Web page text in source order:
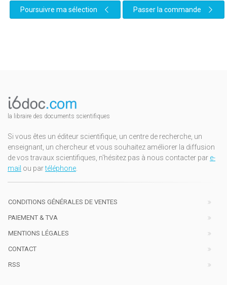
Poursuivre ma sélection Passer la commande
la libraire des documents scientifiques
Si vous êtes un éditeur scientifique, un centre de recherche, un
enseignant, un chercheur et vous souhaitez améliorer la diffusion
de vos travaux scientifiques, n'hésitez pas à nous contacter par e-
mail ou partéléphone.
CONDITIONS GÉNÉRALES DE VENTES
PAIEMENT & TVA
MENTIONS LÉGALES
CONTACT
RSS